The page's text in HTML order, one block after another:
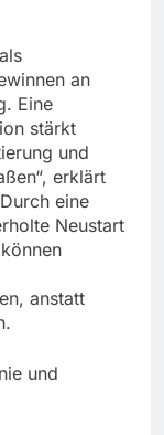
an
Eine
stärkt
und
erklärt
eine
Neustart
anstatt
und